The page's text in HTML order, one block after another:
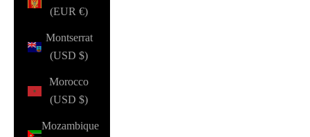
(EUR €)
Montserrat
(USD $)
Morocco
(USD $)
Mozambique